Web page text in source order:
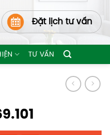
Đặt lịch tư vấn
TƯ VẤN